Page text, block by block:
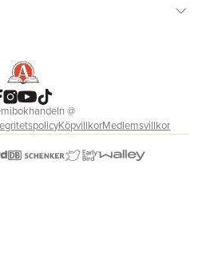
@
KöpvillkorMedlemsvillkor